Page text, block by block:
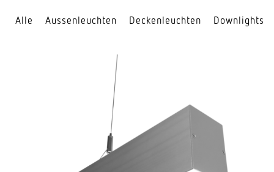
Alle Aussen­leuchten Decken­leuchten Down­lights